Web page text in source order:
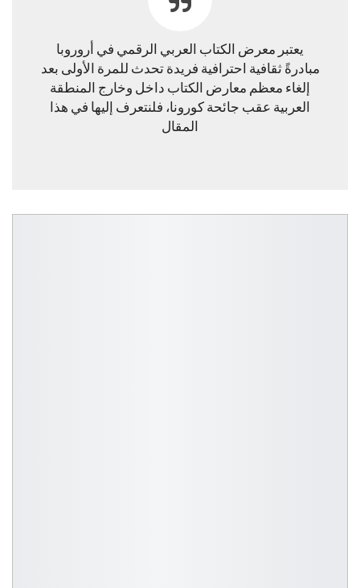
يعتبر معرض الكتاب العربي الرقمي في أروروبا
مبادرةً ثقافية احترافية فريدة تحدث للمرة الأولى بعد
إلغاء معظم معارض الكتاب داخل وخارج المنطقة
العربية عقب جائحة كورونا، فلنتعرف إليها في هذا
المقال